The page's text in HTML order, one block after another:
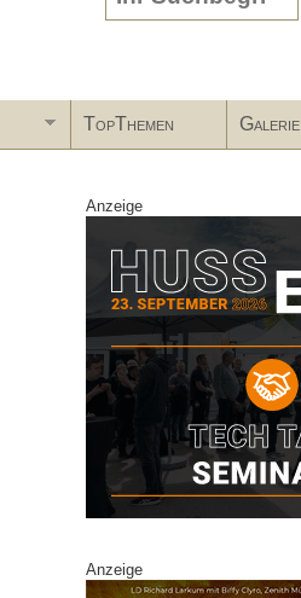
Search form
TopThemen Galerie
Anzeige
Anzeige